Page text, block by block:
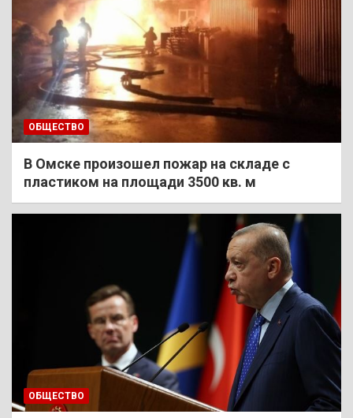
ОБЩЕСТВО
В Омске произошел пожар на складе с
пластиком на площади 3500 кв. м
ОБЩЕСТВО